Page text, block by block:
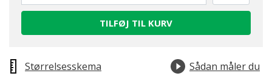
TILFØJ TIL KURV
Størrelsesskema
Sådan måler du